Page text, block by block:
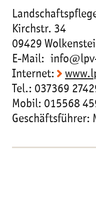
Kirchstr. 34
09429
E-Mail:
Internet:
Tel.: 037369
Mobil: 015568
Geschäftsführer: